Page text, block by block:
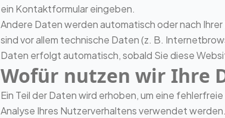
ein Kontaktformular eingeben.
Andere Daten werden automatisch oder nach
sind vor allem technische Daten (z. B.
Daten erfolgt automatisch, sobald Sie diese
Wofür nutzen wir Ihre
Ein Teil der Daten wird erhoben, um eine
Analyse Ihres Nutzerverhaltens verwendet